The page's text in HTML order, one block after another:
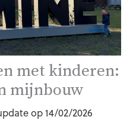
met kinderen:
mijnbouw
op 14/02/2026